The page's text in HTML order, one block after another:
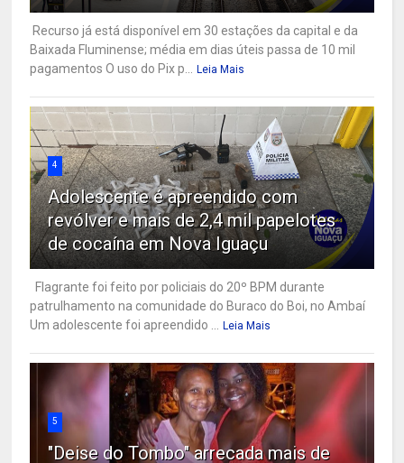
Recurso já está disponível em 30 estações da capital e da
Baixada Fluminense; média em dias úteis passa de 10 mil
pagamentos O uso do Pix p... Leia Mais
4
Adolescente é apreendido com
revólver e mais de 2,4 mil papelotes
de cocaína em Nova Iguaçu
Flagrante foi feito por policiais do 20º BPM durante
patrulhamento na comunidade do Buraco do Boi, no Ambaí
Um adolescente foi apreendido ... Leia Mais
5
"Deise do Tombo" arrecada mais de